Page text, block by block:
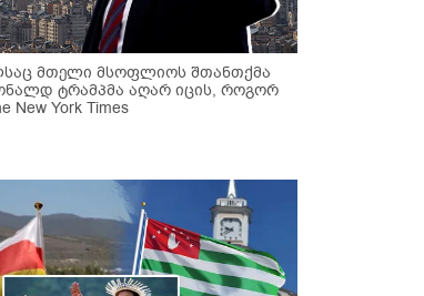
მთელი მსოფლიოს შთანთქმა
ტრამპმა აღარ იცის, როგორ
New York Times